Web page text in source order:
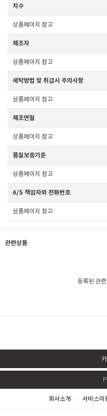
치수
상품페이지 참고
제조자
상품페이지 참고
세탁방법 및 취급시 주의사항
상품페이지 참고
제조연월
상품페이지 참고
품질보증기준
상품페이지 참고
A/S 책임자와 전화번호
상품페이지 참고
관련상품
등록된 관
회사소개 서비스이